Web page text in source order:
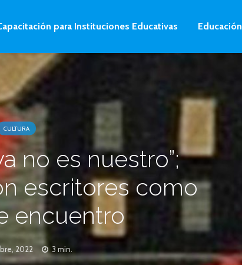
para Instituciones Educativas Educación
CULTURA
no es nuestro”;
escritores como
encuentro
2022 3 min.